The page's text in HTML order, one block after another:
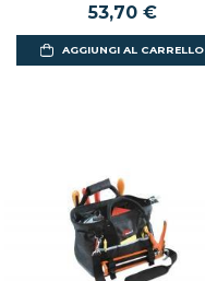
53,70 €
AGGIUNGI AL CARRELLO